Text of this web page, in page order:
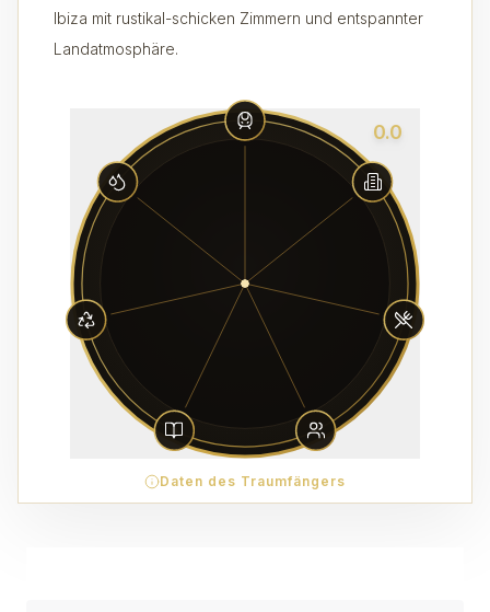
Ibiza mit rustikal-schicken Zimmern und entspannter
Landatmosphäre.
0.0
Daten des Traumfängers